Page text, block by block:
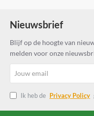
Nieuwsbrief
Blijf op de hoogte van
melden voor onze
email
Ik heb de Privacy Policy